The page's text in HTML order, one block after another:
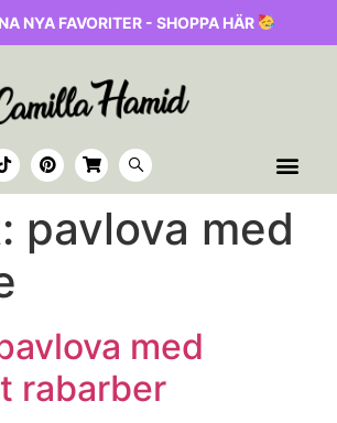
NYA FAVORITER - SHOPPA HÄR
pavlova med
med
rabarber